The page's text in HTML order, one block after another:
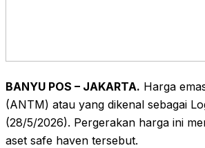
BANYU POS – JAKARTA. Harga
(ANTM) atau yang dikenal sebagai
(28/5/2026). Pergerakan harga ini
aset safe haven tersebut.